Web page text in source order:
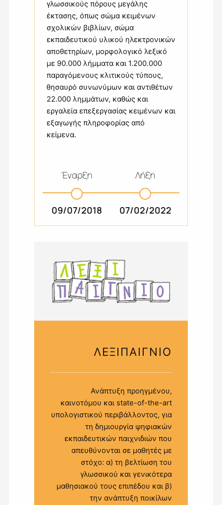
γλωσσικούς πόρους μεγάλης
έκτασης, όπως σώμα κειμένων
σχολικών βιβλίων, σώμα
εκπαιδευτικού υλικού ηλεκτρονικών
αποθετηρίων, μορφολογικό λεξικό
με 90.000 λήμματα και 1.200.000
παραγόμενους κλιτικούς τύπους,
θησαυρό συνωνύμων και αντιθέτων
22.000 λημμάτων, καθώς και
εργαλεία επεξεργασίας κειμένων και
εξαγωγής πληροφορίας από
κείμενα.
Έναρξη
09/07/2018
Λήξη
07/02/2022
ΛΕΞΙΠΑΙΓΝΙΟ
Ανάπτυξη προηγμένου,
καινοτόμου και state-of-the-art
υπολογιστικού περιβάλλοντος, για
τη δημιουργία ψηφιακών
εκπαιδευτικών παιχνιδιών που
απευθύνονται σε μαθητές με
στόχο: α) τη βελτίωση του
γλωσσικού και γενικότερα
μαθησιακού τους επιπέδου και β)
την ανάπτυξη ποικίλων